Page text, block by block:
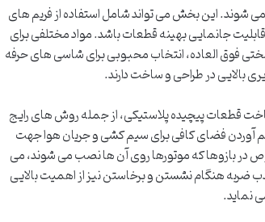
شوند. این بخش می تواند شامل استفاده از فریم های
جانمایی بهینه قطعات باشد. مواد مختلفی برای
سختی فوق العاده، انتخاب محبوبی برای شاسی های حرفه
قطعات پیچیده پلاستیکی، از جمله روش های رایج
آوردن فضای کافی برای سیم کشی و جریان هوا جهت
در بازوها که موتورها روی آن ها نصب می شوند، می
ضربه هنگام نشستن و برخاستن نیز از اهمیت بالایی
نماید.